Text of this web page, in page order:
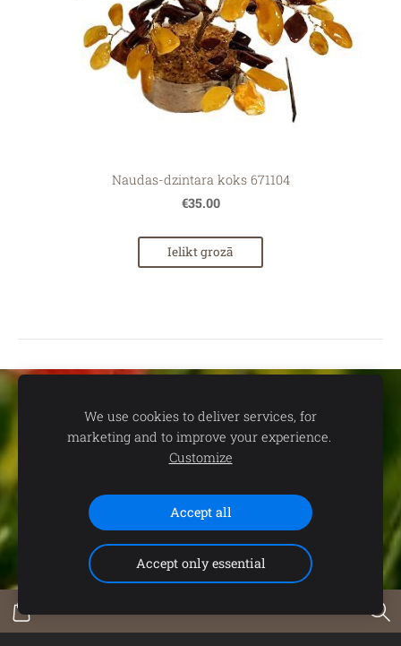
Naudas-dzintara koks 671104
€35.00
Ielikt grozā
dāvanu un suvenīru veikals TEV:
Aleksandra Čaka ielā 22,
15.00 | Svētdienās un svētku dienās - SLĒGTS 📞Saziņai:
29102646 (+WhatsApp)
We use cookies to deliver services, for
marketing and to improve your experience.
Customize
Accept all
Accept only essential